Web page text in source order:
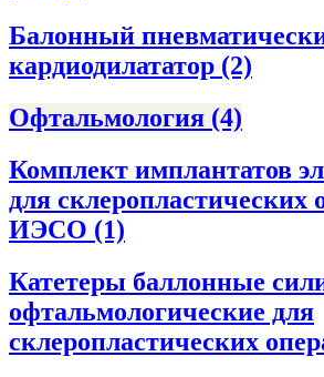
Балонный
кардиодилататор (2)
Офтальмология (4)
Комплект имплантатов
для склеропластических
ИЭСО (1)
Катетеры баллонные
офтальмологические для
склеропластических